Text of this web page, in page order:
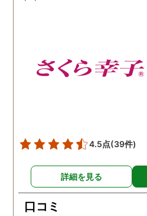
4.5点(39件)
詳細を見る
口コミ